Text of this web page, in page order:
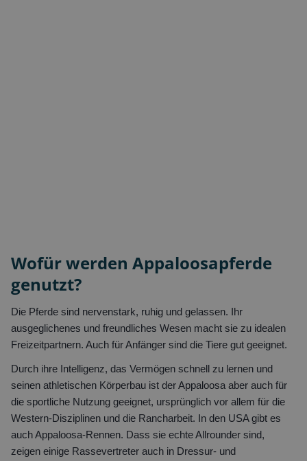
Wofür werden Appaloosapferde
genutzt?
Die Pferde sind nervenstark, ruhig und gelassen. Ihr
ausgeglichenes und freundliches Wesen macht sie zu idealen
Freizeitpartnern. Auch für Anfänger sind die Tiere gut geeignet.
Durch ihre Intelligenz, das Vermögen schnell zu lernen und
seinen athletischen Körperbau ist der Appaloosa aber auch für
die sportliche Nutzung geeignet, ursprünglich vor allem für die
Western-Disziplinen und die Rancharbeit. In den USA gibt es
auch Appaloosa-Rennen. Dass sie echte Allrounder sind,
zeigen einige Rassevertreter auch in Dressur- und